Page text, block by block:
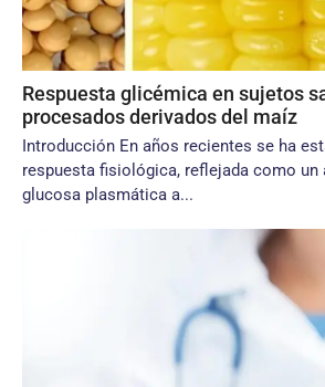
Respuesta glicémica en sujetos
procesados derivados del maíz
Introducción En años recientes se ha
respuesta fisiológica, reflejada como un
glucosa plasmática a...